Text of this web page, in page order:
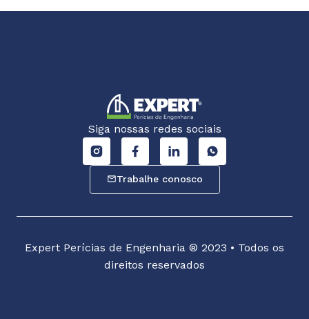
Siga nossas redes sociais
Trabalhe conosco
Expert Perícias de Engenharia ® 2023 • Todos os
direitos reservados